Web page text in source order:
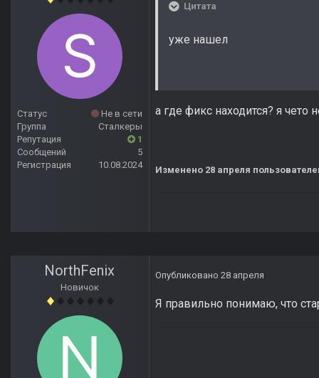
Статус
Не в сети
Группа
Сталкеры
Репутация
1
Сообщений
5
Регистрация
10.08.2024
Цитата
уже нашел
а где фикс находится? я чето
Изменено 28 апреля
NorthFenix
Новичок
Опубликовано 28 апреля
Я правильно понимаю, что